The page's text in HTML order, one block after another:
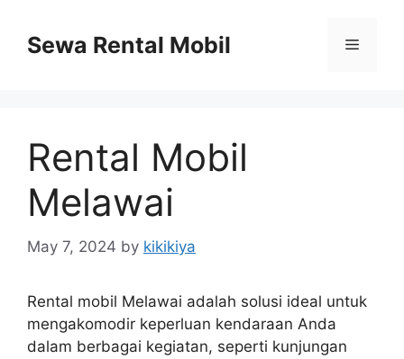
contentSewa Rental Mobil Menu
Rental Mobil
Melawai
May 7, 2024 by kikikiya
Rental mobil Melawai adalah solusi ideal untuk
mengakomodir keperluan kendaraan Anda
dalam berbagai kegiatan, seperti kunjungan